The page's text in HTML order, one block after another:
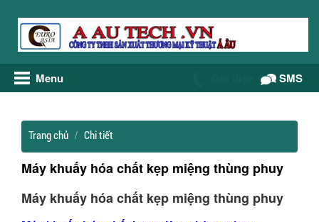
Menu SMS
Trang chủ Chi tiết
Máy khuấy hóa chất kẹp miệng thùng phuy
Máy khuấy hóa chất kẹp miệng thùng phuy